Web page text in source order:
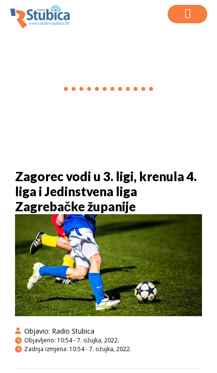
Zagorec vodi u 3. ligi, krenula 4.
liga i Jedinstvena liga
Zagrebačke županije
Objavio: Radio Stubica
Objavljeno: 10:54 - 7. ožujka, 2022.
Zadnja izmjena: 10:54 - 7. ožujka, 2022.